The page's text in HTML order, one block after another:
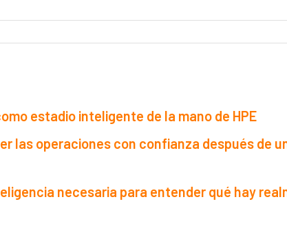
estadio inteligente de la mano de HPE
las operaciones con confianza después de
necesaria para entender qué hay